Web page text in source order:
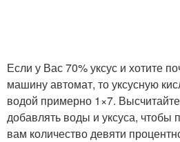
Если у Вас 70% уксус и хотите
машину автомат, то уксусную
водой примерно 1×7.
добавлять воды и уксуса, чтобы
вам количество девяти